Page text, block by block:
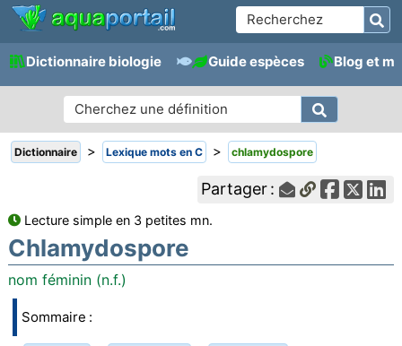
Dictionnaire biologie Guide espèces Blog et
Dictionnaire > Lexique mots en C > chlamydospore
Partager :
Lecture simple en 3 petites mn.
Chlamydospore
nom féminin (n.f.)
Sommaire :